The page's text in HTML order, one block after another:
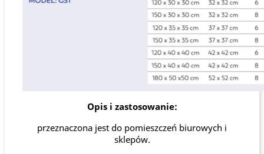
Opis i zastosowanie:
przeznaczona jest do pomieszczeń biurowych i
sklepów.